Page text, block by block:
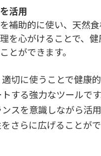
活用
補助的に使い、天然
を心がけることで、
とができます。
切に使うことで健康
する強力なツールです
スを意識しながら活
さらに広げることが